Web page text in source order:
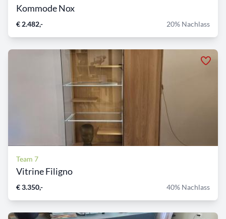
Kommode Nox
€ 2.482,- 20% Nachlass
Team 7
Vitrine Filigno
€ 3.350,- 40% Nachlass